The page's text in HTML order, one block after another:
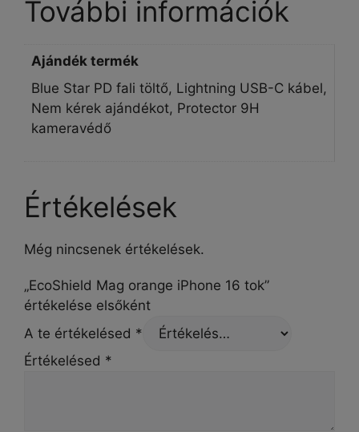
További információk
Ajándék termék
Blue Star PD fali töltő, Lightning USB-C kábel,
Nem kérek ajándékot, Protector 9H
kameravédő
Értékelések
Még nincsenek értékelések.
„EcoShield Mag orange iPhone 16 tok”
értékelése elsőként
A te értékelésed *
Értékelésed *